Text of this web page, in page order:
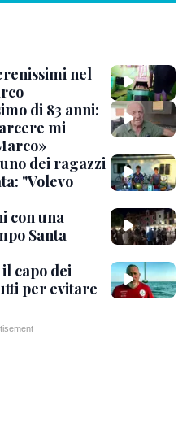
nel
di 83 anni:
mi
dei ragazzi
"Volevo
con una
Santa
capo dei
per evitare